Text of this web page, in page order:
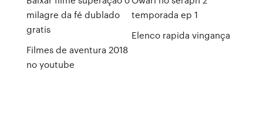
milagre da fé dublado
gratis
Filmes de aventura 2018
no youtube
temporada ep 1
Elenco rapida vingança